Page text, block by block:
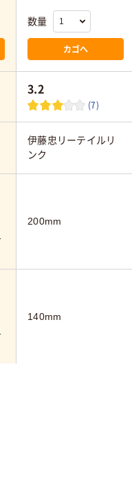
数量
カゴへ
3.2
(7)
伊藤忠リーテイルリ
ンク
200mm
140mm